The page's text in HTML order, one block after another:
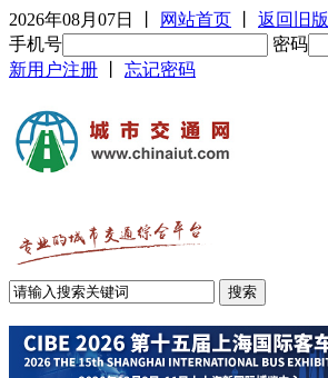
2026年08月07日 网站首页
返回旧版
手机号
密码
新用户注册
忘记密码